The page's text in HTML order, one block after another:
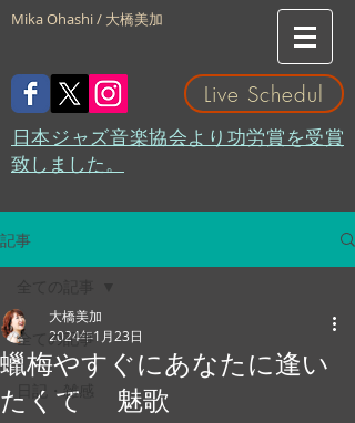
Mika Ohashi / 大橋美加
Live Schedul
​日本ジャズ音楽協会より功労賞を受賞
致しました。
記事
全ての記事
日記・雑感
蠟梅やすぐにあなたに逢い
たくて 魅歌
大橋美加
2024年1月23日